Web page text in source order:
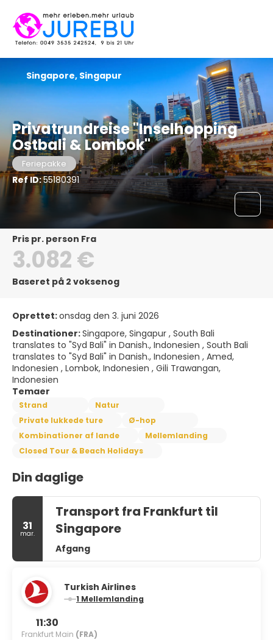
Privatrundreise "Inselhopping
Ostbali & Lombok"
Feriepakke
Ref ID:55180391
Singapore, Singapur
pris pr. person Fra
3.082 €
Baseret på 2 voksenog
Oprettet:onsdag den 3. juni 2026
Destinationer:Singapore, Singapur , South Bali
translates to "Syd Bali" in Danish., Indonesien , South Bali
translates to "Syd Bali" in Danish., Indonesien , Amed,
Indonesien , Lombok, Indonesien , Gili Trawangan,
Indonesien
Temaer
Strand
Natur
Private lukkede ture
Ø-hop
Kombinationer af lande
Mellemlanding
Closed Tour & Beach Holidays
Din daglige
31
mar.
Transport fra Frankfurt til
Singapore
Afgang
Turkish Airlines
1 Mellemlanding
11:30
Frankfurt Main (FRA)